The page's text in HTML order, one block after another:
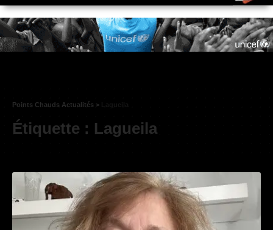
Points Chauds Actualités >
Étiquette : Lagueila